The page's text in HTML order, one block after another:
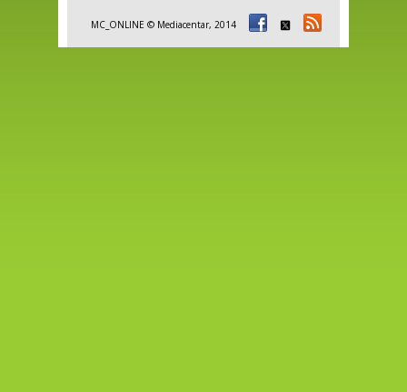
MC_ONLINE © Mediacentar, 2014